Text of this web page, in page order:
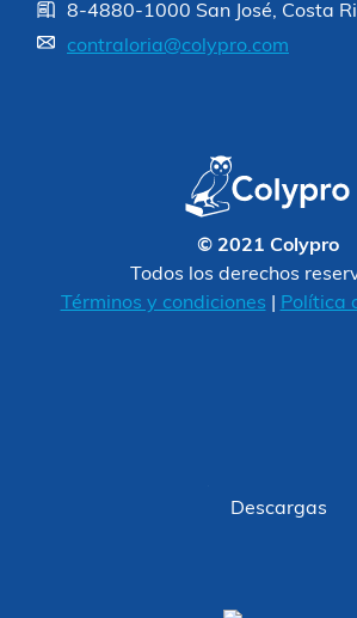
8-4880-1000 San José, Costa
contraloria@colypro.com
© 2021 Colypro
Todos los derechos
Términos y condiciones
Política
Descargas